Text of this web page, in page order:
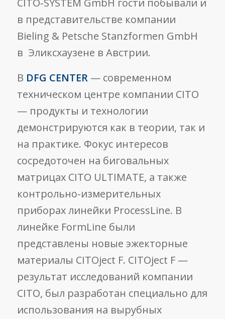
CITO‑SYSTEM GmbH гости побывали и
в представительстве компании
Bieling & Petsche Stanzformen GmbH
в Эликсхаузене в Австрии.
В DFG CENTER— современном
техническом центре компании CITO
— продукты и технологии
демонстрируются как в теории, так и
на практике. Фокус интересов
сосредоточен на биговальных
матрицах CITO ULTIMATE, а также
контрольно-измерительных
приборах линейки ProcessLine. В
линейке FormLine были
представлены новые эжекторные
материалы CITOject F. CITOject F —
результат исследований компании
CITO, был разработан специально для
использования на вырубных